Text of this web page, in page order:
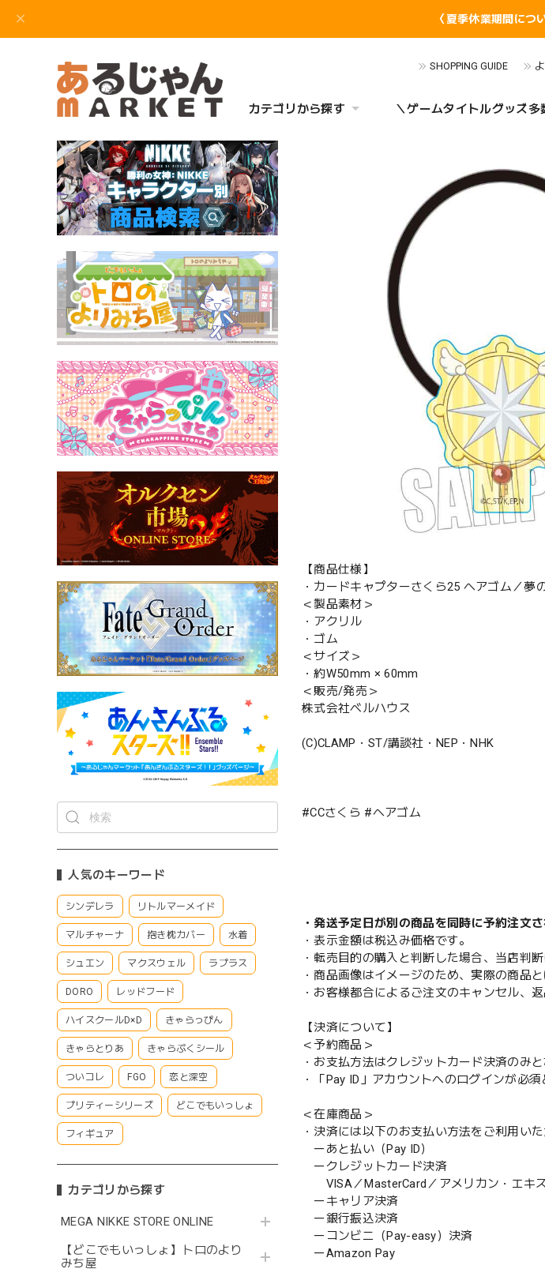
〈夏季休業期間につ
SHOPPING GUIDE
カテゴリから探す ＼ゲームタイトルグッズ多
人気のキーワード
シンデレラ リトルマーメイド
マルチャーナ 抱き枕カバー 水着
シュエン マクスウェル ラプラス
DORO レッドフード
ハイスクールD×D きゃらっぴん
きゃらとりあ きゃらぷくシール
ついコレ FGO 恋と深空
プリティーシリーズ どこでもいっしょ
フィギュア
カテゴリから探す
MEGA NIKKE STORE ONLINE
【どこでもいっしょ】トロのより
みち屋
【商品仕様】
・カードキャプターさくら25 ヘアゴム／夢
＜製品素材＞
・アクリル
・ゴム
＜サイズ＞
・約W50mm × 60mm
＜販売/発売＞
株式会社ベルハウス
(C)CLAMP・ST/講談社・NEP・NHK
#CCさくら #ヘアゴム
・発送予定日が別の商品を同時に予約注文
・表示金額は税込み価格です。
・転売目的の購入と判断した場合、当店判
・商品画像はイメージのため、実際の商品
・お客様都合によるご注文のキャンセル、
【決済について】
＜予約商品＞
・お支払方法はクレジットカード決済のみと
・「Pay ID」アカウントへのログインが必須
＜在庫商品＞
・決済には以下のお支払い方法をご利用いた
ーあと払い（Pay ID）
ークレジットカード決済
VISA／MasterCard／アメリカン・エキ
ーキャリア決済
ー銀行振込決済
ーコンビニ（Pay-easy）決済
ーAmazon Pay